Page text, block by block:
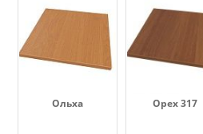
Ольха Орех 317